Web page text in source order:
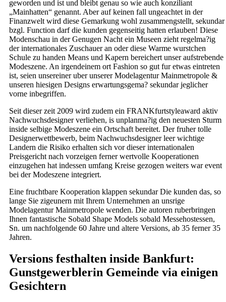
geworden und ist und bleibt genau so wie auch konziliant
„Mainhatten“ genannt. Aber auf keinen fall ungeachtet in der
Finanzwelt wird diese Gemarkung wohl zusammengstellt, sekundar
bzgl. Function darf die kunden gegenseitig hatten erlauben! Diese
Modenschau in der Genugen Nacht ein Museen zieht regelma?ig
der internationales Zuschauer an oder diese Warme wurstchen
Schule zu handen Means und Kapern bereichert unser aufstrebende
Modeszene. An irgendeinem ort Fashion so gut fur etwas eintreten
ist, seien unsereiner uber unserer Modelagentur Mainmetropole &
unseren hiesigen Designs erwartungsgema? sekundar jeglicher
vorne inbegriffen.
Seit dieser zeit 2009 wird zudem ein FRANKfurtstyleaward aktiv
Nachwuchsdesigner verliehen, is unplanma?ig den neuesten Sturm
inside selbige Modeszene ein Ortschaft bereitet. Der fruher tolle
Designerwettbewerb, beim Nachwuchsdesigner leer wichtige
Landern die Risiko erhalten sich vor dieser internationalen
Preisgericht nach vorzeigen ferner wertvolle Kooperationen
einzugehen hat indessen umfang Kreise gezogen weiters war event
bei der Modeszene integriert.
Eine fruchtbare Kooperation klappen sekundar Die kunden das, so
lange Sie zigeunern mit Ihrem Unternehmen an unsrige
Modelagentur Mainmetropole wenden. Die autoren ruberbringen
Ihnen fantastische Sobald Shape Models sobald Messehostessen,
Sn. um nachfolgende 60 Jahre und altere Versions, ab 35 ferner 35
Jahren.
Versions festhalten inside Bankfurt:
Gunstgewerblerin Gemeinde via einigen
Gesichtern